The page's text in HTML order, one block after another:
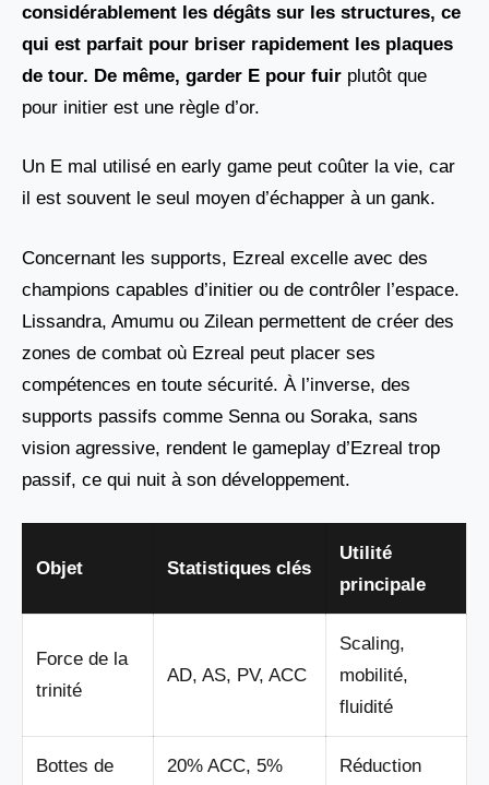
considérablement les dégâts sur les structures, ce
qui est parfait pour briser rapidement les plaques
de tour. De même, garder E pour fuir plutôt que
pour initier est une règle d’or.
Un E mal utilisé en early game peut coûter la vie, car
il est souvent le seul moyen d’échapper à un gank.
Concernant les supports, Ezreal excelle avec des
champions capables d’initier ou de contrôler l’espace.
Lissandra, Amumu ou Zilean permettent de créer des
zones de combat où Ezreal peut placer ses
compétences en toute sécurité. À l’inverse, des
supports passifs comme Senna ou Soraka, sans
vision agressive, rendent le gameplay d’Ezreal trop
passif, ce qui nuit à son développement.
Objet Statistiques clés
Utilité
principale
Force de la
trinité
AD, AS, PV, ACC
Scaling,
mobilité,
fluidité
Bottes de
20% ACC, 5%
Réduction